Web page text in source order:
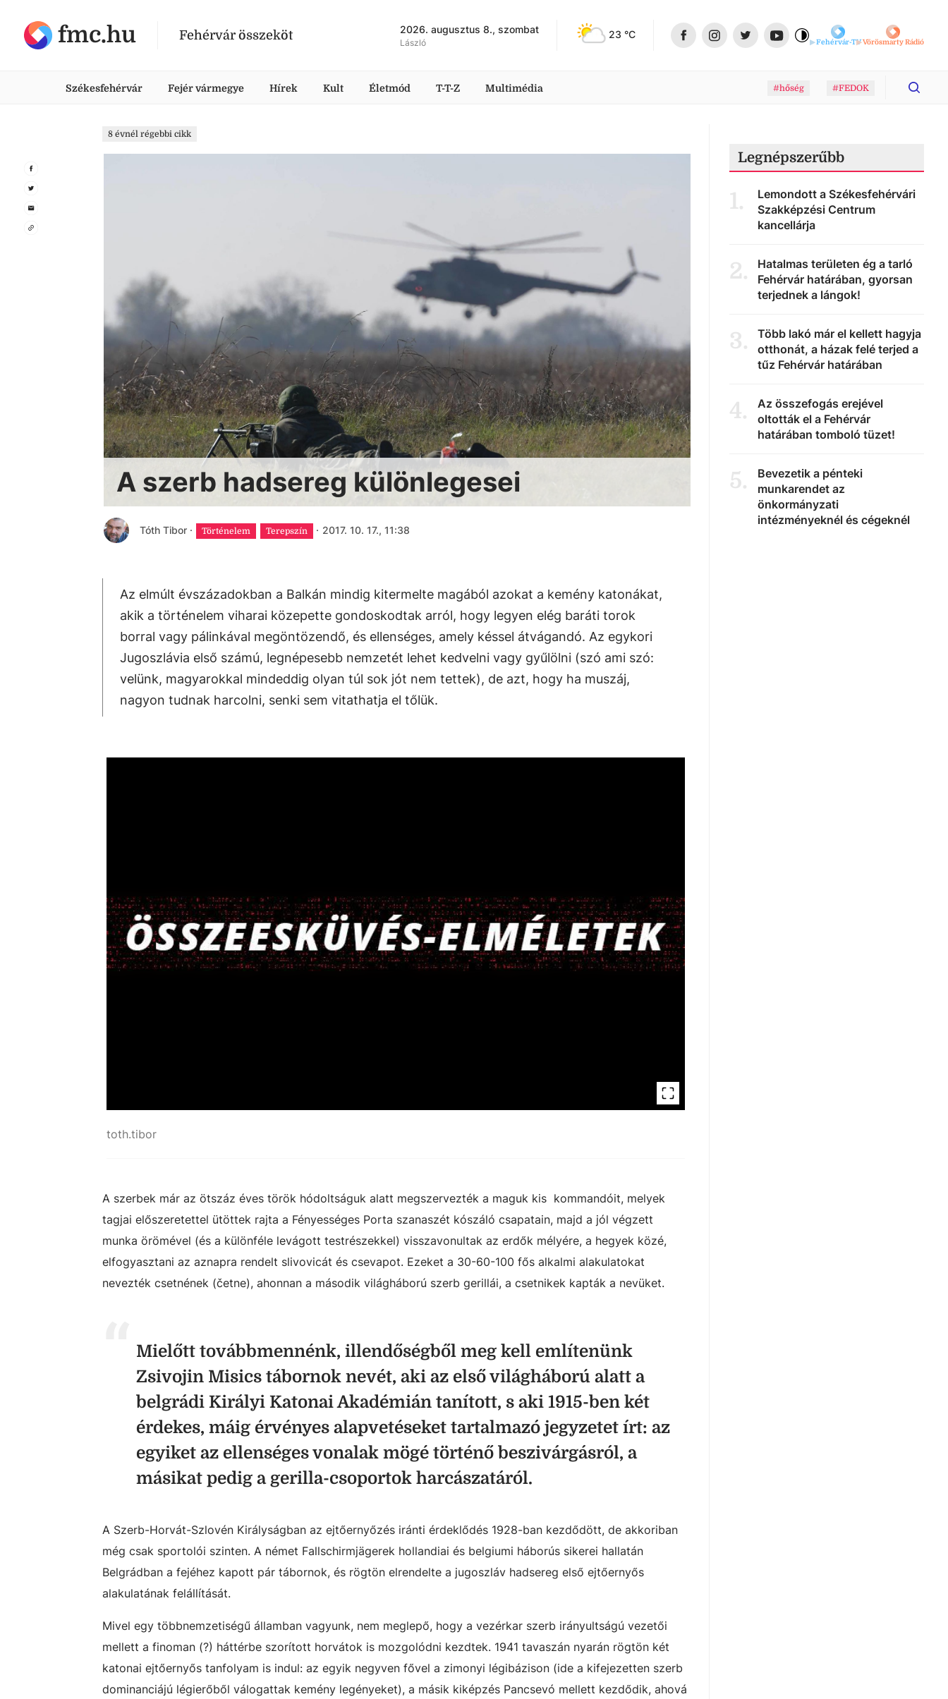
fmc.hu Fehérvár összeköt 2026. augusztus 8., szombat
László
23 °C
Fehérvár-TVVörösmarty Rádió
Székesfehérvár Fejér vármegye Hírek Kult Életmód T-T-Z Multimédia #hőség #FEDOK
8 évnél régebbi cikk
A szerb hadsereg különlegesei
Tóth Tibor · Történelem Terepszín · 2017. 10. 17., 11:38
Az elmúlt évszázadokban a Balkán mindig kitermelte magából azokat a kemény katonákat,
akik a történelem viharai közepette gondoskodtak arról, hogy legyen elég baráti torok
borral vagy pálinkával megöntözendő, és ellenséges, amely késsel átvágandó. Az egykori
Jugoszlávia első számú, legnépesebb nemzetét lehet kedvelni vagy gyűlölni (szó ami szó:
velünk, magyarokkal mindeddig olyan túl sok jót nem tettek), de azt, hogy ha muszáj,
nagyon tudnak harcolni, senki sem vitathatja el tőlük.
toth.tibor
A szerbek már az ötszáz éves török hódoltságuk alatt megszervezték a maguk kis kommandóit, melyek
tagjai előszeretettel ütöttek rajta a Fényességes Porta szanaszét kószáló csapatain, majd a jól végzett
munka örömével (és a különféle levágott testrészekkel) visszavonultak az erdők mélyére, a hegyek közé,
elfogyasztani az aznapra rendelt slivovicát és csevapot. Ezeket a 30-60-100 fős alkalmi alakulatokat
nevezték csetnének (četne), ahonnan a második világháború szerb gerillái, a csetnikek kapták a nevüket.
Mielőtt továbbmennénk, illendőségből meg kell említenünk
Zsivojin Misics tábornok nevét, aki az első világháború alatt a
belgrádi Királyi Katonai Akadémián tanított, s aki 1915-ben két
érdekes, máig érvényes alapvetéseket tartalmazó jegyzetet írt: az
egyiket az ellenséges vonalak mögé történő beszivárgásról, a
másikat pedig a gerilla-csoportok harcászatáról.
A Szerb-Horvát-Szlovén Királyságban az ejtőernyőzés iránti érdeklődés 1928-ban kezdődött, de akkoriban
még csak sportolói szinten. A német Fallschirmjägerek hollandiai és belgiumi háborús sikerei hallatán
Belgrádban a fejéhez kapott pár tábornok, és rögtön elrendelte a jugoszláv hadsereg első ejtőernyős
alakulatának felállítását.
Mivel egy többnemzetiségű államban vagyunk, nem meglepő, hogy a vezérkar szerb irányultságú vezetői
mellett a finoman (?) háttérbe szorított horvátok is mozgolódni kezdtek. 1941 tavaszán nyarán rögtön két
katonai ejtőernyős tanfolyam is indul: az egyik negyven fővel a zimonyi légibázison (ide a kifejezetten szerb
dominanciájú légierőből válogattak kemény legényeket), a másik kiképzés Pancsevó mellett kezdődik, ahová
Legnépszerűbb
1.
Lemondott a Székesfehérvári
Szakképzési Centrum
kancellárja
2.
Hatalmas területen ég a tarló
Fehérvár határában, gyorsan
terjednek a lángok!
3.
Több lakó már el kellett hagyja
otthonát, a házak felé terjed a
tűz Fehérvár határában
4.
Az összefogás erejével
oltották el a Fehérvár
határában tomboló tüzet!
5.
Bevezetik a pénteki
munkarendet az
önkormányzati
intézményeknél és cégeknél